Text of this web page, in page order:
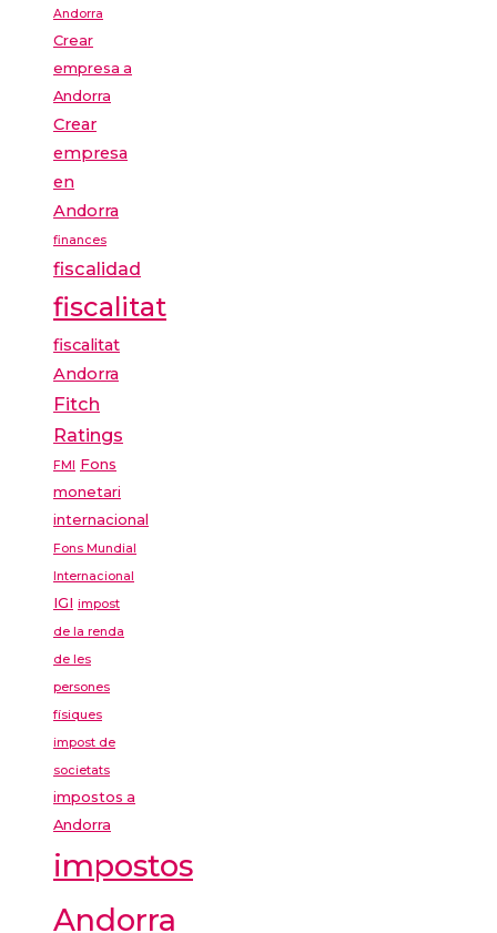
Andorra
Crear
empresa a
Andorra
Crear
empresa
en
Andorra
finances
fiscalidad
fiscalitat
fiscalitat
Andorra
Fitch
Ratings
FMI
Fons
monetari
internacional
Fons Mundial
Internacional
IGI impost
de la renda
de les
persones
físiques
impost de
societats
impostos a
Andorra
impostos
Andorra